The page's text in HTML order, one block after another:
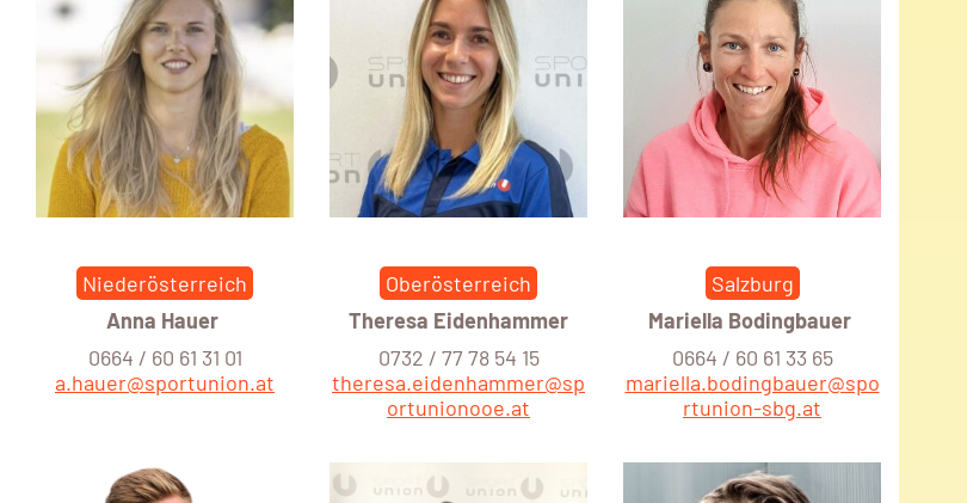
Niederösterreich
Anna Hauer
0664 / 60 61 31 01
a.hauer@sportunion.at
Oberösterreich
Theresa Eidenhammer
0732 / 77 78 54 15
theresa.eidenhammer@sp
ortunionooe.at
Salzburg
Mariella Bodingbauer
0664 / 60 61 33 65
mariella.bodingbauer@spo
rtunion-sbg.at